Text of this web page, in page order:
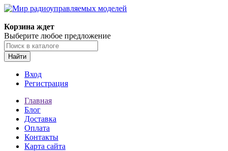
Корзина ждет
Выберите любое предложение
Найти
Вход
Регистрация
Главная
Блог
Доставка
Оплата
Контакты
Карта сайта